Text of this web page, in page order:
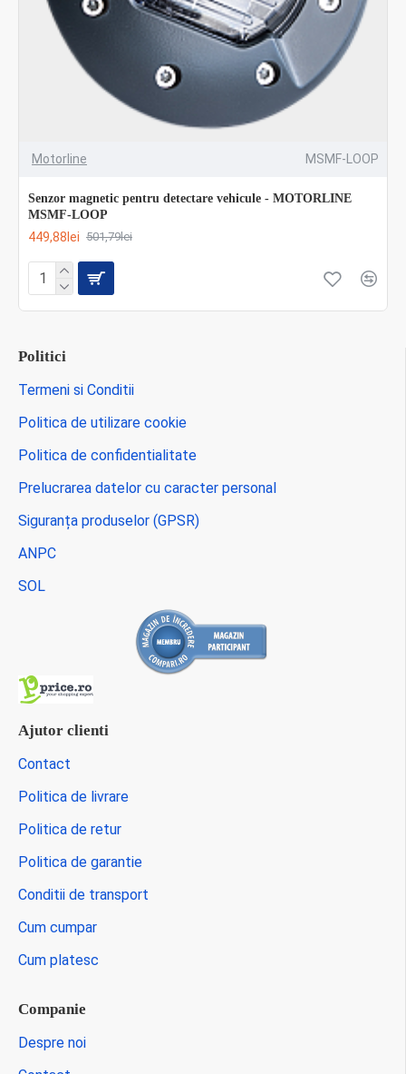
Motorline MSMF-LOOP
Senzor magnetic pentru detectare vehicule - MOTORLINE
MSMF-LOOP
449,88lei 501,79lei
Politici
Termeni si Conditii
Politica de utilizare cookie
Politica de confidentialitate
Prelucrarea datelor cu caracter personal
Siguranța produselor (GPSR)
ANPC
SOL
Ajutor clienti
Contact
Politica de livrare
Politica de retur
Politica de garantie
Conditii de transport
Cum cumpar
Cum platesc
Companie
Despre noi